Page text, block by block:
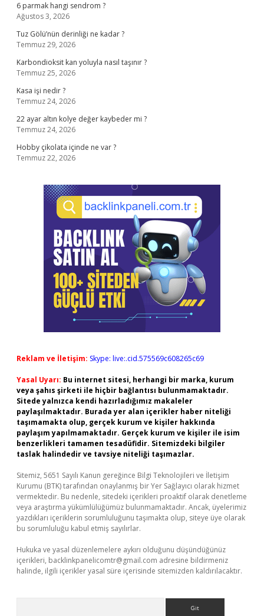
6 parmak hangi sendrom ?
Ağustos 3, 2026
Tuz Gölü’nün derinliği ne kadar ?
Temmuz 29, 2026
Karbondioksit kan yoluyla nasıl taşınır ?
Temmuz 25, 2026
Kasa işi nedir ?
Temmuz 24, 2026
22 ayar altın kolye değer kaybeder mi ?
Temmuz 24, 2026
Hobby çikolata içinde ne var ?
Temmuz 22, 2026
Reklam ve İletişim: Skype: live:.cid.575569c608265c69
Yasal Uyarı: Bu internet sitesi, herhangi bir marka, kurum
veya şahıs şirketi ile hiçbir bağlantısı bulunmamaktadır.
Sitede yalnızca kendi hazırladığımız makaleler
paylaşılmaktadır. Burada yer alan içerikler haber niteliği
taşımamakta olup, gerçek kurum ve kişiler hakkında
paylaşım yapılmamaktadır. Gerçek kurum ve kişiler ile isim
benzerlikleri tamamen tesadüfidir. Sitemizdeki bilgiler
taslak halindedir ve tavsiye niteliği taşımazlar.
Sitemiz, 5651 Sayılı Kanun gereğince Bilgi Teknolojileri ve İletişim
Kurumu (BTK) tarafından onaylanmış bir Yer Sağlayıcı olarak hizmet
vermektedir. Bu nedenle, sitedeki içerikleri proaktif olarak denetleme
veya araştırma yükümlülüğümüz bulunmamaktadır. Ancak, üyelerimiz
yazdıkları içeriklerin sorumluluğunu taşımakta olup, siteye üye olarak
bu sorumluluğu kabul etmiş sayılırlar.
Hukuka ve yasal düzenlemelere aykırı olduğunu düşündüğünüz
içerikleri, backlinkpanelicomtr@gmail.com adresine bildirmeniz
halinde, ilgili içerikler yasal süre içerisinde sitemizden kaldırılacaktır.